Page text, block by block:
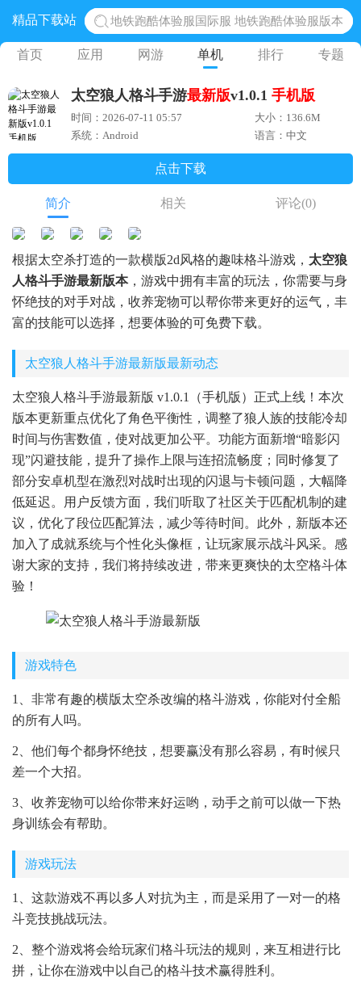
精品下载站
地铁跑酷体验服国际服 地铁跑酷体验服版本
网易光遇手游正版 点亮星空共庆周年
黎明觉醒生机腾讯正版 黎明觉醒生机国际服
首页 应用 网游 单机 排行 专题
太空狼人格斗手游最新版v1.0.1 手机版
时间：2026-07-11 05:57
大小：136.6M
系统：Android
语言：中文
点击下载
简介 相关 评论(0)
根据太空杀打造的一款横版2d风格的趣味格斗游戏， 太空狼
人格斗手游最新版本，游戏中拥有丰富的玩法，你需要与身
怀绝技的对手对战，收养宠物可以帮你带来更好的运气，丰
富的技能可以选择，想要体验的可免费下载。
太空狼人格斗手游最新版最新动态
太空狼人格斗手游最新版 v1.0.1（手机版）正式上线！本次
版本更新重点优化了角色平衡性，调整了狼人族的技能冷却
时间与伤害数值，使对战更加公平。功能方面新增“暗影闪
现”闪避技能，提升了操作上限与连招流畅度；同时修复了
部分安卓机型在激烈对战时出现的闪退与卡顿问题，大幅降
低延迟。用户反馈方面，我们听取了社区关于匹配机制的建
议，优化了段位匹配算法，减少等待时间。此外，新版本还
加入了成就系统与个性化头像框，让玩家展示战斗风采。感
谢大家的支持，我们将持续改进，带来更爽快的太空格斗体
验！
游戏特色
1、非常有趣的横版太空杀改编的格斗游戏，你能对付全船
的所有人吗。
2、他们每个都身怀绝技，想要赢没有那么容易，有时候只
差一个大招。
3、收养宠物可以给你带来好运哟，动手之前可以做一下热
身训练会有帮助。
游戏玩法
1、这款游戏不再以多人对抗为主，而是采用了一对一的格
斗竞技挑战玩法。
2、整个游戏将会给玩家们格斗玩法的规则，来互相进行比
拼，让你在游戏中以自己的格斗技术赢得胜利。